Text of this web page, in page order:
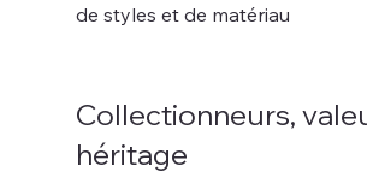
de styles et de matériau
Collectionneurs,
héritage